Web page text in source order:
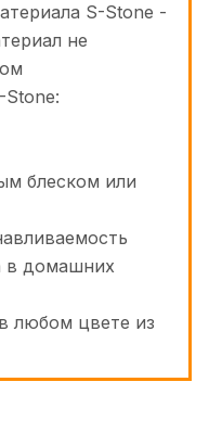
S-Stone -
не
блеском или
в домашних
любом цвете из